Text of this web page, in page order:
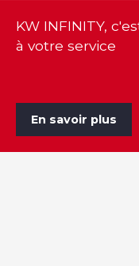
KW INFINITY,
à votre service
En savoir plus